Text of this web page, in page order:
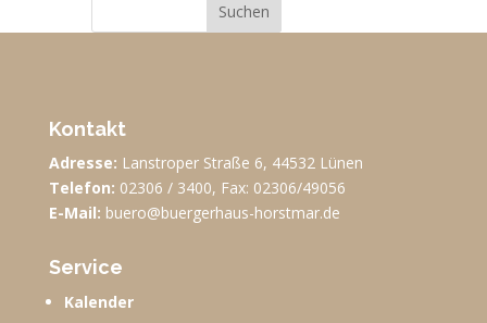
Suchen
Kontakt
Adresse: Lanstroper Straße 6, 44532 Lünen
Telefon: 02306 / 3400, Fax: 02306/49056
E-Mail: buero@buergerhaus-horstmar.de
Service
Kalender